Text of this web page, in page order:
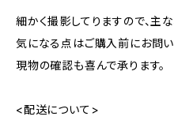
細かく撮影してりますので、主
気になる点はご購入前にお問い
現物の確認も喜んで承ります。
<配送について>